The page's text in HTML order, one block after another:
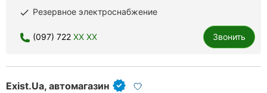
done Резервное электроснабжение
(097) 722 XX XX Звонить
Exist.Ua, автомагазин